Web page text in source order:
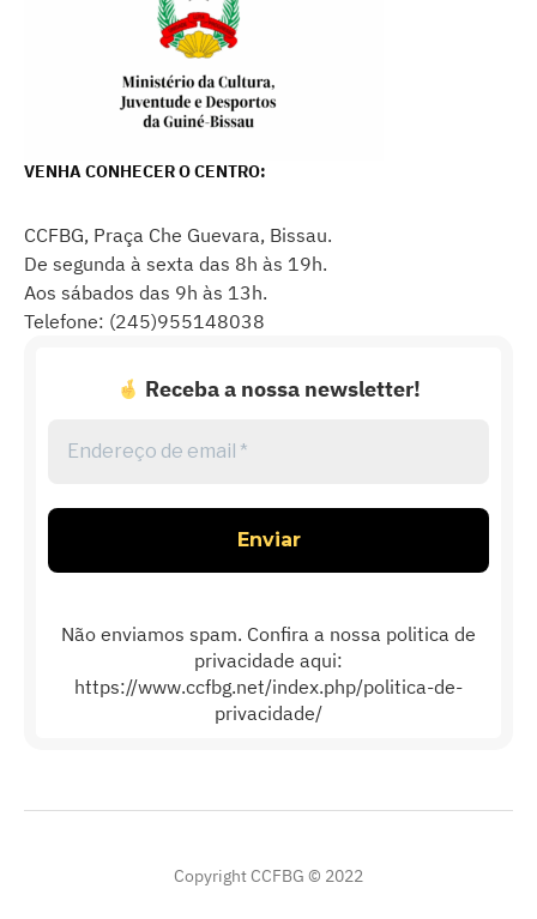
VENHA CONHECER O CENTRO:
CCFBG, Praça Che Guevara, Bissau.
De segunda à sexta das 8h às 19h.
Aos sábados das 9h às 13h.
Telefone: (245)955148038
Receba a nossa newsletter!
de
*
Não enviamos spam. Confira a nossa politica de
privacidade aqui:
https://www.ccfbg.net/index.php/politica-de-
privacidade/
Copyright CCFBG © 2022